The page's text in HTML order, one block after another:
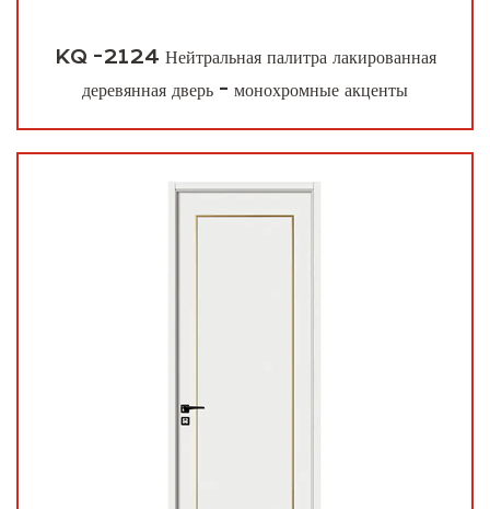
KQ -2124 Нейтральная палитра лакированная
деревянная дверь - монохромные акценты